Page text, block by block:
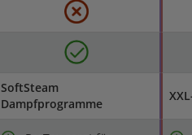
SoftSteam
Dampfprogramme